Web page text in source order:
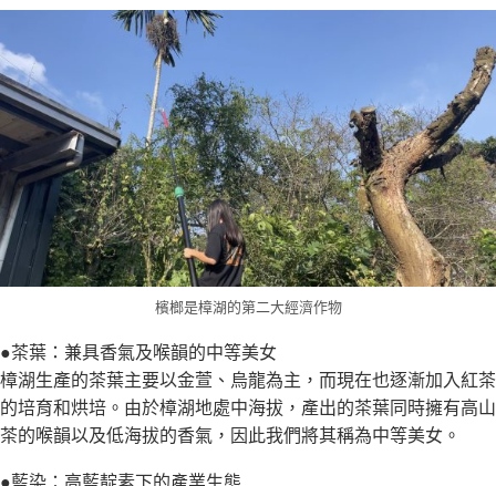
檳榔是樟湖的第二大經濟作物
●茶葉：兼具香氣及喉韻的中等美女
樟湖生產的茶葉主要以金萱、烏龍為主，而現在也逐漸加入紅茶
的培育和烘培。由於樟湖地處中海拔，產出的茶葉同時擁有高山
茶的喉韻以及低海拔的香氣，因此我們將其稱為中等美女。
●藍染：高藍靛素下的產業生態